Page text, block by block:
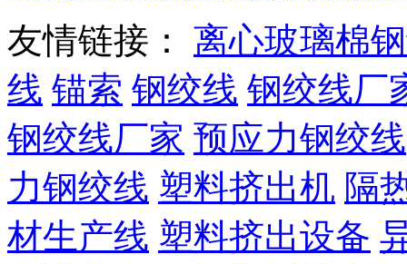
友情链接： 离心玻璃棉
线 锚索 钢绞线 钢绞线厂
钢绞线厂家 预应力钢绞线
力钢绞线 塑料挤出机 隔
材生产线 塑料挤出设备